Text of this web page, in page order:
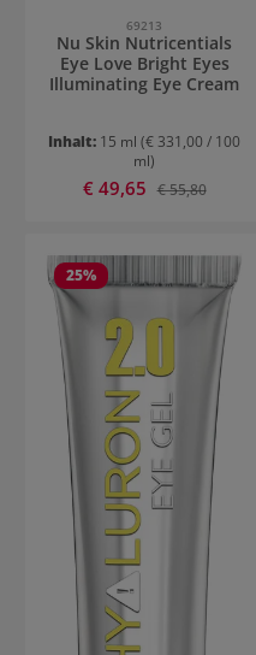
69213
Nu Skin Nutricentials
Eye Love Bright Eyes
Illuminating Eye Cream
Inhalt: 15 ml (€ 331,00 / 100
ml)
Verkaufspreis:
€ 49,65 Regulärer Preis:
€ 55,80
25%